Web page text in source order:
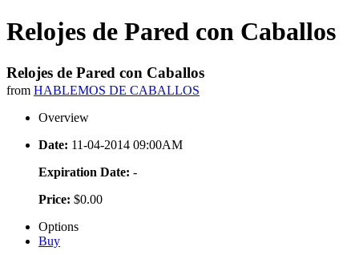
Relojes de Pared con Caballos
Relojes de Pared con Caballos
from HABLEMOS DE CABALLOS
Overview
Date: 11-04-2014 09:00AM
Expiration Date: -
Price: $0.00
Options
Buy